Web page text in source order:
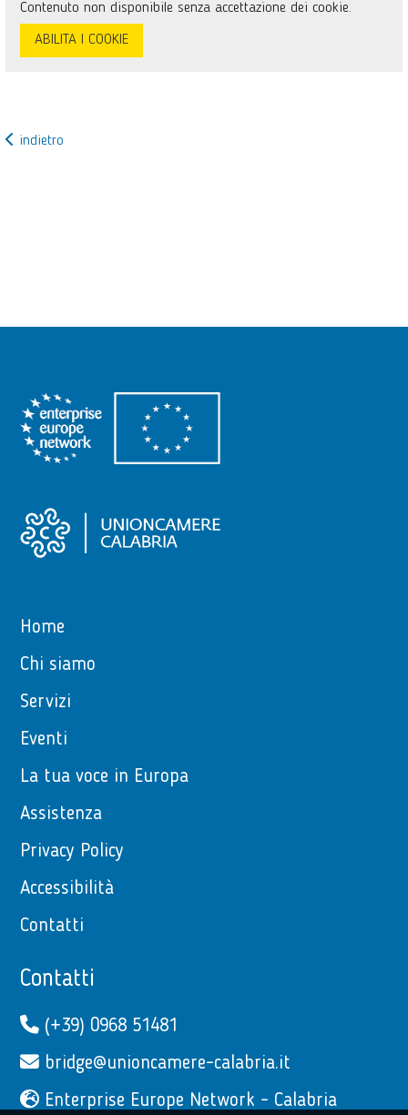
Contenuto non disponibile senza accettazione dei cookie.
ABILITA I COOKIE
indietro
Home
Chi siamo
Servizi
Eventi
La tua voce in Europa
Assistenza
Privacy Policy
Accessibilità
Contatti
Contatti
(+39) 0968 51481
bridge@unioncamere-calabria.it
Enterprise Europe Network - Calabria